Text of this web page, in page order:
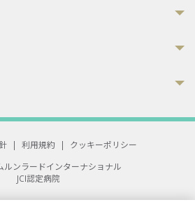
| 利用規約 |
クッキーポリシー
ンラードインターナショナル
JCI認定病院